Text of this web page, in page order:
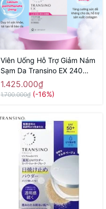
Viên Uống Hỗ Trợ Giảm Nám
Sạm Da Transino EX 240
Viên Mẫu Mới - Hàng Nhật
nội địa
1.425.000₫
1.700.000₫ (-16%)